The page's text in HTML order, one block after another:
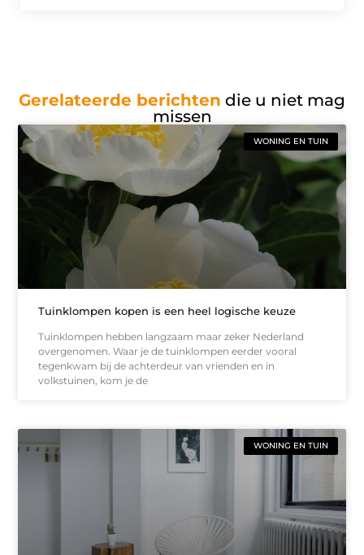
Gerelateerde berichten die u niet mag
missen
WONING EN TUIN
Tuinklompen kopen is een heel logische keuze
Tuinklompen hebben langzaam maar zeker Nederland
overgenomen. Waar je de tuinklompen eerder vooral
tegenkwam bij de achterdeur van vrienden en in
volkstuinen, kom je de
WONING EN TUIN